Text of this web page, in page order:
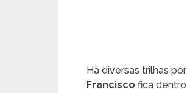
Há diversas trilhas por
Francisco fica